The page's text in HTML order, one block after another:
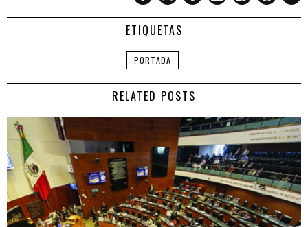
ETIQUETAS
PORTADA
RELATED POSTS